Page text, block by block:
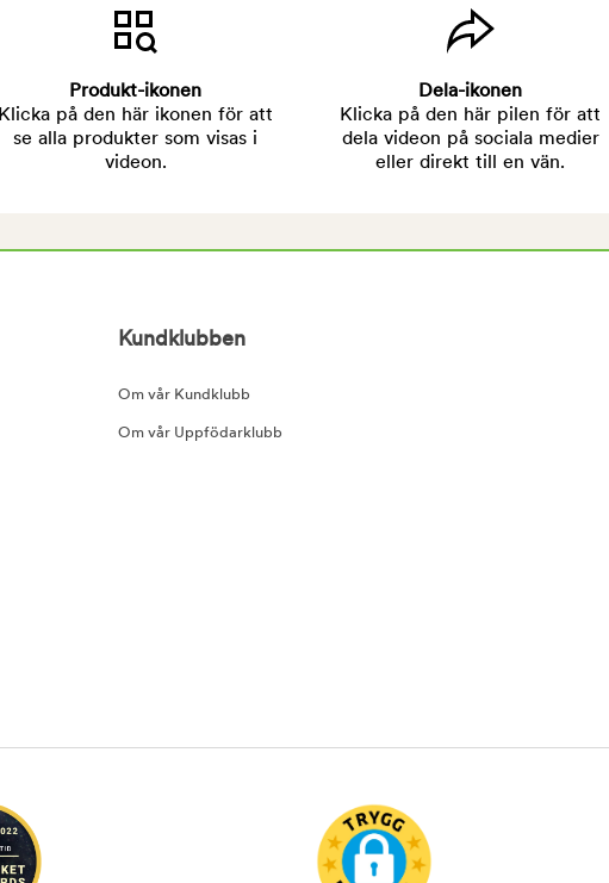
Produkt-ikonen
Klicka på den här ikonen för att
se alla produkter som visas i
videon.
Dela-ikonen
Klicka på den här pilen för att
dela videon på sociala medier
eller direkt till en vän.
Kundklubben
Om vår Kundklubb
Om vår Uppfödarklubb